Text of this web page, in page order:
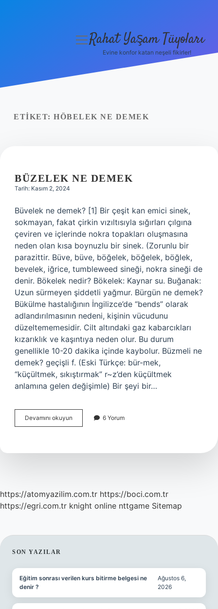
Yasal Uyarı
menüyü
Rahat Yaşam Tüyoları
Evine konfor katan neşeli fikirler!
ETIKET: HÖBELEK NE DEMEK
BÜZELEK NE DEMEK
Tarih: Kasım 2, 2024
Büvelek ne demek? [1] Bir çeşit kan emici sinek,
sokmayan, fakat çirkin vızıltısıyla sığırları çılgına
çeviren ve içlerinde nokra topakları oluşmasına
neden olan kısa boynuzlu bir sinek. (Zorunlu bir
parazittir. Büve, büve, böğelek, böğelek, böğlek,
bevelek, iğrice, tumbleweed sineği, nokra sineği de
denir. Bökelek nedir? Bökelek: Kaynar su. Buğanak:
Uzun sürmeyen şiddetli yağmur. Bürgün ne demek?
Bükülme hastalığının İngilizce’de “bends” olarak
adlandırılmasının nedeni, kişinin vücudunu
düzeltememesidir. Cilt altındaki gaz kabarcıkları
kızarıklık ve kaşıntıya neden olur. Bu durum
genellikle 10-20 dakika içinde kaybolur. Büzmeli ne
demek? geçişli f. (Eski Türkçe: bür-mek,
“küçültmek, sıkıştırmak” r~z’den küçültmek
anlamına gelen değişimle) Bir şeyi bir…
Devamını okuyun Büzelek
Ne
6 Yorum
https://atomyazilim.com.tr https://boci.com.tr
https://egri.com.tr knight online nttgame Sitemap
SIDEBAR
SON YAZILAR
Eğitim sonrası verilen kurs bitirme belgesi ne
denir ?
Ağustos 6,
2026